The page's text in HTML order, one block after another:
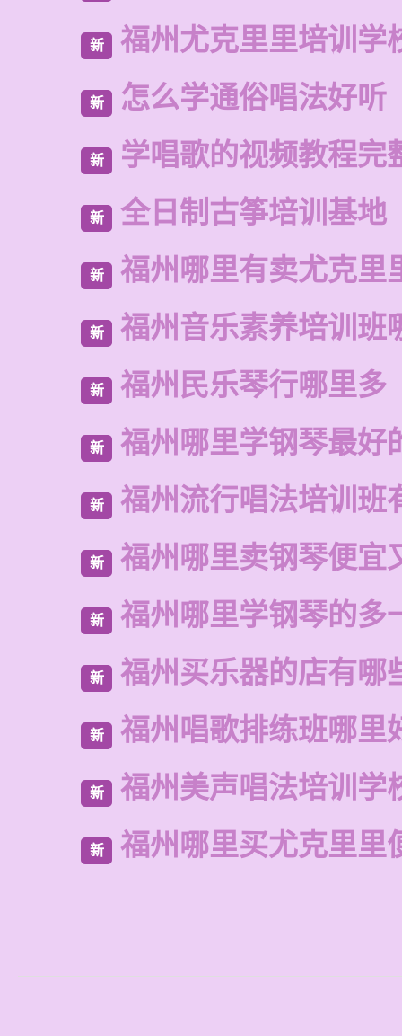
新 福州尤克里里培训学
新 怎么学通俗唱法好听
新 学唱歌的视频教程完
新 全日制古筝培训基地
新 福州哪里有卖尤克里
新 福州音乐素养培训班
新 福州民乐琴行哪里多
新 福州哪里学钢琴最好
新 福州流行唱法培训班
新 福州哪里卖钢琴便宜
新 福州哪里学钢琴的多
新 福州买乐器的店有哪
新 福州唱歌排练班哪里
新 福州美声唱法培训学
新 福州哪里买尤克里里